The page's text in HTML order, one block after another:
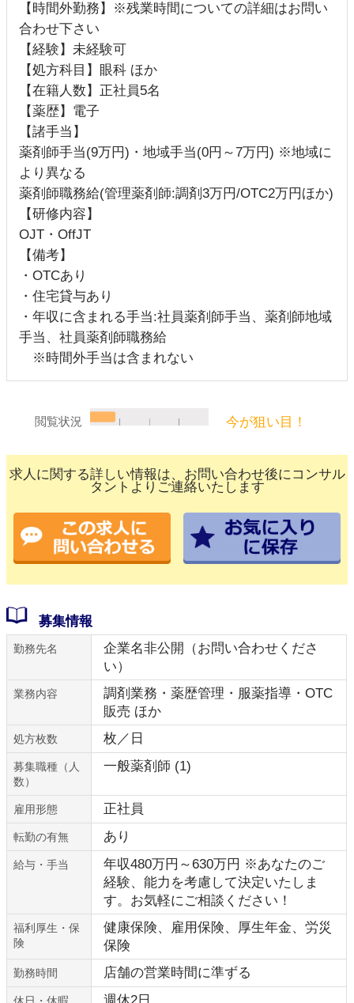
【時間外勤務】※残業時間についての詳細はお問い
合わせ下さい
【経験】未経験可
【処方科目】眼科 ほか
【在籍人数】正社員5名
【薬歴】電子
【諸手当】
薬剤師手当(9万円)・地域手当(0円～7万円) ※地域に
より異なる
薬剤師職務給(管理薬剤師:調剤3万円/OTC2万円ほか)
【研修内容】
OJT・OffJT
【備考】
・OTCあり
・住宅貸与あり
・年収に含まれる手当:社員薬剤師手当、薬剤師地域
手当、社員薬剤師職務給
※時間外手当は含まれない
閲覧状況 今が狙い目！
求人に関する詳しい情報は、お問い合わせ後にコンサル
タントよりご連絡いたします
募集情報
勤務先名
企業名非公開（お問い合わせくださ
い）
業務内容
調剤業務・薬歴管理・服薬指導・OTC
販売 ほか
処方枚数 枚／日
募集職種（人
数）
一般薬剤師 (1)
雇用形態 正社員
転勤の有無 あり
給与・手当
年収480万円～630万円 ※あなたのご
経験、能力を考慮して決定いたしま
す。お気軽にご相談ください！
福利厚生・保
険
健康保険、雇用保険、厚生年金、労災
保険
勤務時間 店舗の営業時間に準ずる